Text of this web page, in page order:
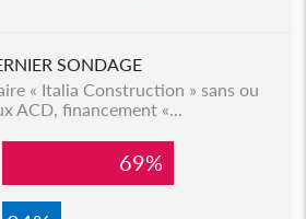
SONDAGE
« Italia Construction » sans ou
ACD, financement «...
69%